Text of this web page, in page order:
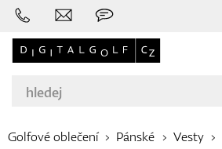
Golfové oblečení Pánské Vesty